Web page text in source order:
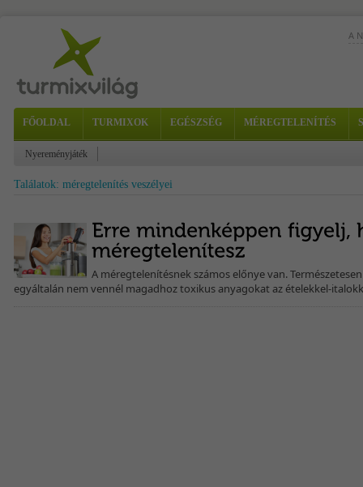
A
FŐOLDAL TURMIXOK EGÉSZSÉG MÉREGTELENÍTÉS
Nyereményjáték
Találatok: méregtelenítés veszélyei
A méregtelenítésnek számos előnye van.
egyáltalán nem vennél magadhoz toxikus anyagokat az ételekkel-